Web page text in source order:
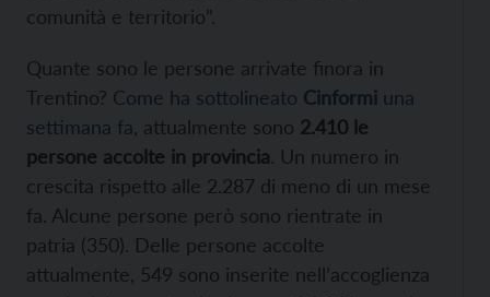
comunità e territorio”.
Quante sono le persone arrivate finora in
Trentino? Come ha sottolineato Cinformi una
settimana fa , attualmente sono 2.410 le
persone accolte in provincia. Un numero in
crescita rispetto alle 2.287 di meno di un mese
fa. Alcune persone però sono rientrate in
patria (350). Delle persone accolte
attualmente, 549 sono inserite nell’accoglienza